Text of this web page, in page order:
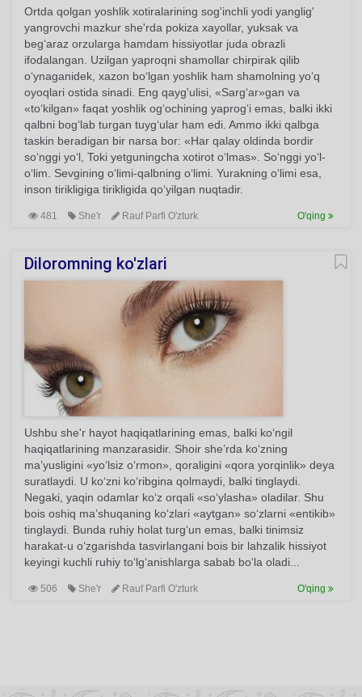
Ortda qolgan yoshlik xotiralarining sog'inchli yodi yanglig'
yangrovchi mazkur she'rda pokiza xayollar, yuksak va
beg‘araz orzularga hamdam hissiyotlar juda obrazli
ifodalangan. Uzilgan yaproqni shamollar chirpirak qilib
o‘ynaganidek, xazon bo‘lgan yoshlik ham shamolning yo‘q
oyoqlari ostida sinadi. Eng qayg'ulisi, «Sarg‘ar»gan va
«to‘kilgan» faqat yoshlik og‘ochining yaprog‘i emas, balki ikki
qalbni bog‘lab turgan tuyg‘ular ham edi. Ammo ikki qalbga
taskin beradigan bir narsa bor: «Har qalay oldinda bordir
so‘nggi yo‘l, Toki yetguningcha xotirot o‘lmas». So‘nggi yo‘l-
o‘lim. Sevgining o‘limi-qalbning o‘limi. Yurakning o‘limi esa,
inson tirikligiga tirikligida qo‘yilgan nuqtadir.
481 She'r Rauf Parfi O'zturk O'qing
Diloromning ko'zlari
Ushbu she'r hayot haqiqatlarining emas, balki ko‘ngil
haqiqatlarining manzarasidir. Shoir she’rda ko‘zning
ma’yusligini «yo‘lsiz o‘rmon», qoraligini «qora yorqinlik» deya
suratlaydi. U ko‘zni ko‘ribgina qolmaydi, balki tinglaydi.
Negaki, yaqin odamlar ko‘z orqali «so‘ylasha» oladilar. Shu
bois oshiq ma’shuqaning ko‘zlari «aytgan» so‘zlarni «entikib»
tinglaydi. Bunda ruhiy holat turg‘un emas, balki tinimsiz
harakat-u o‘zgarishda tasvirlangani bois bir lahzalik hissiyot
keyingi kuchli ruhiy to‘lg‘anishlarga sabab bo‘la oladi...
506 She'r Rauf Parfi O'zturk O'qing